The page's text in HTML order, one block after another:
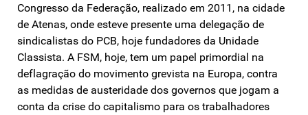
Congresso da Federação, realizado em 2011, na cidade
de Atenas, onde esteve presente uma delegação de
sindicalistas do PCB, hoje fundadores da Unidade
Classista. A FSM, hoje, tem um papel primordial na
deflagração do movimento grevista na Europa, contra
as medidas de austeridade dos governos que jogam a
conta da crise do capitalismo para os trabalhadores